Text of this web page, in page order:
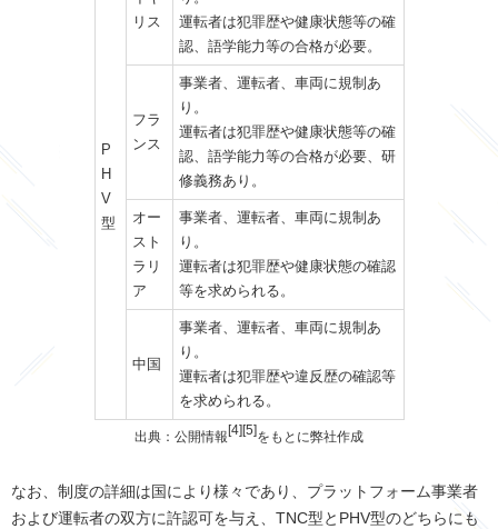
P
H
V
型
リス
運転者は犯罪歴や健康状態等の確
認、語学能力等の合格が必要。
フラ
ンス
事業者、運転者、車両に規制あ
り。
運転者は犯罪歴や健康状態等の確
認、語学能力等の合格が必要、研
修義務あり。
オー
スト
ラリ
ア
事業者、運転者、車両に規制あ
り。
運転者は犯罪歴や健康状態の確認
等を求められる。
中国
事業者、運転者、車両に規制あ
り。
運転者は犯罪歴や違反歴の確認等
を求められる。
出典：公開情報 [4][5]をもとに弊社作成
なお、制度の詳細は国により様々であり、プラットフォーム事業者
および運転者の双方に許認可を与え、TNC型とPHV型のどちらにも